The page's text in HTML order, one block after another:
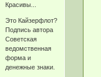
Красивы...
Это Кайзерфлот?
Подпись автора
Советская
ведомственная
форма и
денежные знаки.